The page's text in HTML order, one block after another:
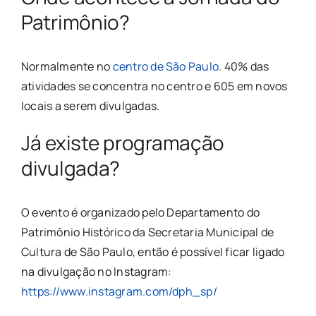
Patrimônio?
Normalmente nocentro de São Paulo. 40% das
atividades se concentra no centro e 605 em novos
locais a serem divulgadas.
Já existe programação
divulgada?
O evento é organizado pelo Departamento do
Patrimônio Histórico da Secretaria Municipal de
Cultura de São Paulo, então é possível ficar ligado
na divulgação no Instagram:
https://www.instagram.com/dph_sp/